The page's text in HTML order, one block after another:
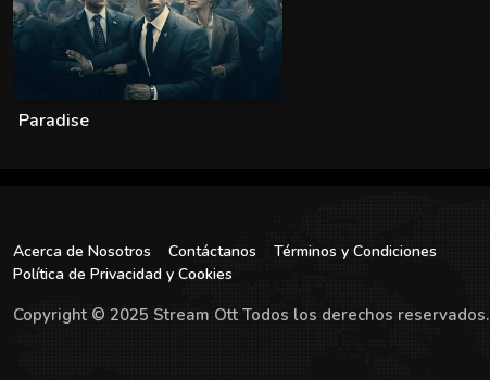
Paradise
Acerca de Nosotros Contáctanos
Términos y Condiciones
Política de Privacidad y Cookies
Copyright © 2025 Stream Ott Todos los derechos reservados.